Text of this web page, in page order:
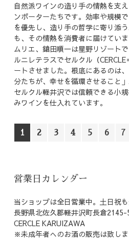
自然派ワインの造り手の情熱を支
ンポーターたちです。効率や規模
を優先し、造り手の哲学に寄り添
も、その情熱を消費者に届けてい
ムリエ、鎗田順一は星野リゾート
ルニレテラスでセルクル（
ートさせました。根底にあるのは
分たちが、幸せを循環させること
セルクル軽井沢では信頼できる小
みワインを仕入れています。
1 2 3 4 5 6 7
営業日カレンダー
当ショップは全日営業中。土日祝も
長野県北佐久郡軽井沢町長倉
CERCLE KARUIZAWA
※未成年者へのお酒の販売は致しま